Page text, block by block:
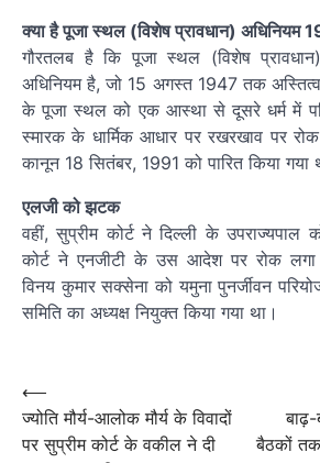
क्या है पूजा स्थल (विशेष प्रावधान) अधिनियम
गौरतलब है कि पूजा स्थल (विशेष
अधिनियम है, जो 15 अगस्त 1947 तक
के पूजा स्थल को एक आस्था से दूसरे धर्म में
स्मारक के धार्मिक आधार पर रखरखाव पर
कानून 18 सितंबर, 1991 को पारित किया गया
एलजी को झटक
वहीं, सुप्रीम कोर्ट ने दिल्ली के उपराज्यपाल
कोर्ट ने एनजीटी के उस आदेश पर रोक लगा
विनय कुमार सक्सेना को यमुना पुनर्जीवन
समिति का अध्यक्ष नियुक्त किया गया था।
navigation
Post
navigation
⟵
ज्योति मौर्य-आलोक मौर्य के विवादों
पर सुप्रीम कोर्ट के वकील ने दी
बाढ़-
बैठकों तक